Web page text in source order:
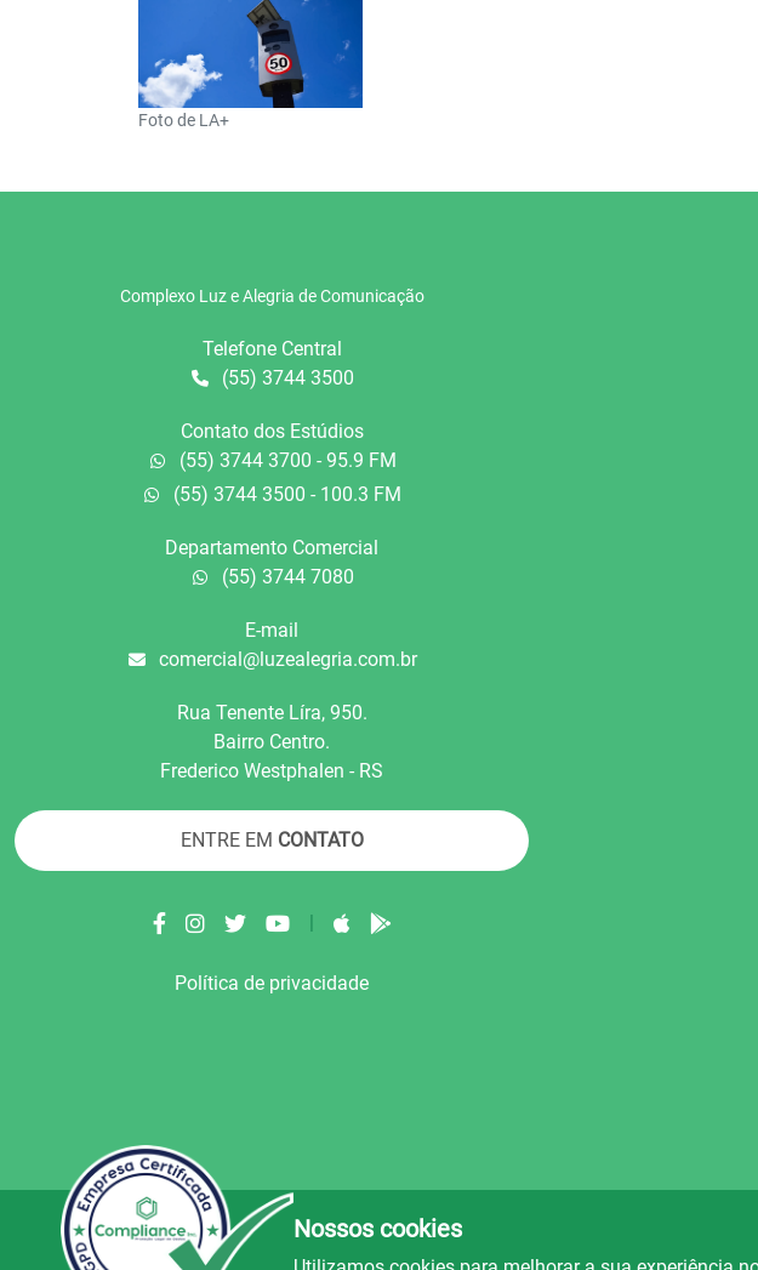
Foto de LA+
Complexo Luz e Alegria de Comunicação
Telefone Central
(55) 3744 3500
Contato dos Estúdios
(55) 3744 3700 - 95.9 FM
(55) 3744 3500 - 100.3 FM
Departamento Comercial
(55) 3744 7080
E-mail
comercial@luzealegria.com.br
Rua Tenente Líra, 950.
Bairro Centro.
Frederico Westphalen - RS
ENTRE EM CONTATO
Política de privacidade
© Copyright 2022.LA+.Todos os direitos reservados.
Nossos cookies